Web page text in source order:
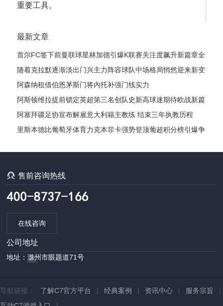
重要工具。
最新文章
首尔FC签下前曼联球星林加德引爆K联赛关注度飙升新篇章全
球球迷热议
随着克拉默逐渐淡出门兴主力阵容球队中场格局悄然迎来新变
化阶段
阿森纳租借伯恩茅斯门将内托补强门线实力
阿斯顿维拉提前锁定英超第三名创队史新高球迷期待欧战新篇
章即将
阿塞拜疆足协宣布解雇意大利籍主教练 结束三年执教历程
里斯本德比葡萄牙体育力克本菲卡强势登顶葡超积分榜引爆争
售前咨询热线
在线咨询
公司地址
地址：滁州市眼题道71号
导航链接： 了解C7官方平台 | 经典案例 | 资讯中心 | 服务宗旨
|